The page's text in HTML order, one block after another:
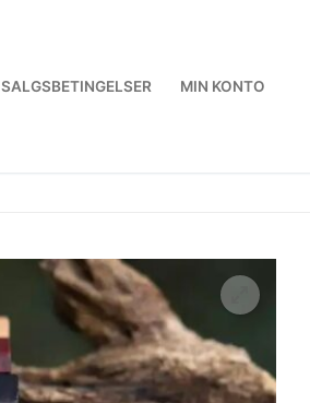
SALGSBETINGELSER MIN KONTO